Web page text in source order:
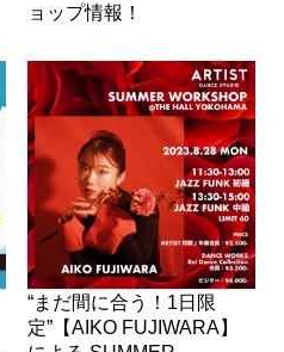
ョップ情報！
“まだ間に合う！1日限
定”【AIKO FUJIWARA】